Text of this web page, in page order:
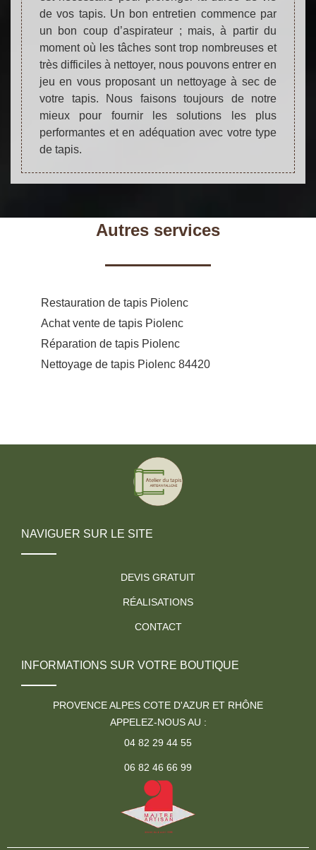
de vos tapis. Un bon entretien commence par
un bon coup d’aspirateur ; mais, à partir du
moment où les tâches sont trop nombreuses et
très difficiles à nettoyer, nous pouvons entrer en
jeu en vous proposant un nettoyage à sec de
votre tapis. Nous faisons toujours de notre
mieux pour fournir les solutions les plus
performantes et en adéquation avec votre type
de tapis.
Autres services
Restauration de tapis Piolenc
Achat vente de tapis Piolenc
Réparation de tapis Piolenc
Nettoyage de tapis Piolenc 84420
NAVIGUER SUR LE SITE
DEVIS GRATUIT
RÉALISATIONS
CONTACT
INFORMATIONS SUR VOTRE BOUTIQUE
PROVENCE ALPES COTE D'AZUR ET RHÔNE
APPELEZ-NOUS AU :
04 82 29 44 55
06 82 46 66 99